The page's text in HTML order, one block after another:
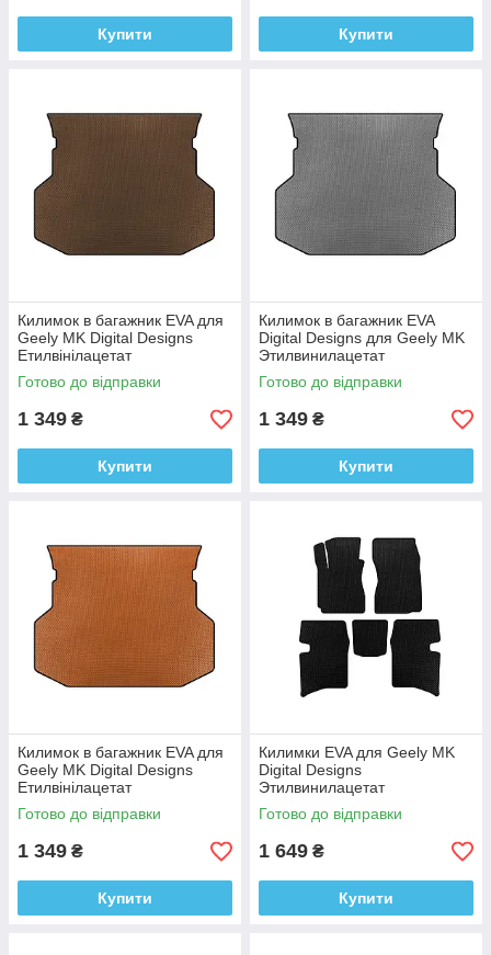
Купити Купити
Килимок в багажник EVA для
Geely MK Digital Designs
Етилвінілацетат
Готово до відправки
1 349 ₴
Купити
Килимок в багажник EVA
Digital Designs для Geely MK
Этилвинилацетат
Готово до відправки
1 349 ₴
Купити
Килимок в багажник EVA для
Geely MK Digital Designs
Етилвінілацетат
Готово до відправки
1 349 ₴
Купити
Килимки EVA для Geely MK
Digital Designs
Этилвинилацетат
Готово до відправки
1 649 ₴
Купити